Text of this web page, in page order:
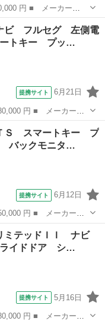
ード名： Ｌ ／両側
ート／アルミホイール
ビ フルセグ 左側電
トキー プッ…
提携サイト 6月21日
ード名： Ｘ ナビ
ー プッシュスター
Ｓ スマートキー プ
バックモニタ…
提携サイト 6月12日
グレード名： ＴＳ
クモニター オートエ
ミテッドＩＩ ナビ
イドドア シ…
提携サイト 5月16日